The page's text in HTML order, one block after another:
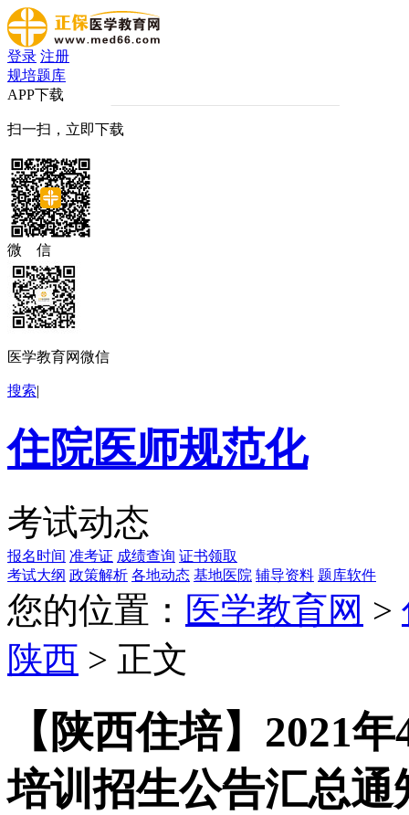
登录 注册
规培题库
APP下载
扫一扫，立即下载
微 信
医学教育网微信
搜索|
住院医师规范化
考试动态
报名时间 准考证 成绩查询 证书领取
考试大纲 政策解析 各地动态 基地医院 辅导资料 题库软件
您的位置： 医学教育网 >
陕西 > 正文
【陕西住培】2021
培训招生公告汇总通